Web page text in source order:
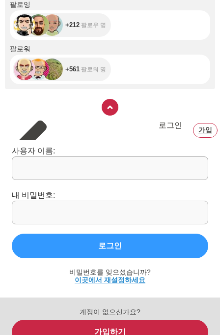
팔로잉
+212 팔로우 명
팔로워
+561 팔로워 명
로그인
가입
사용자 이름:
내 비밀번호:
로그인
비밀번호를 잊으셨습니까?
이곳에서 재설정하세요
계정이 없으신가요?
가입하기